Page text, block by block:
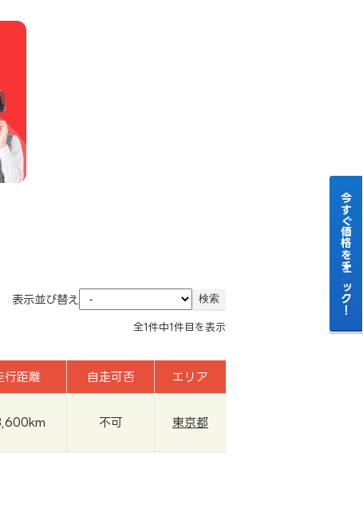
表示並び替え
全1 件中1 件目を表示
行距離 自走可否 エリア
不可 東京都
今すぐ価格をチェック！